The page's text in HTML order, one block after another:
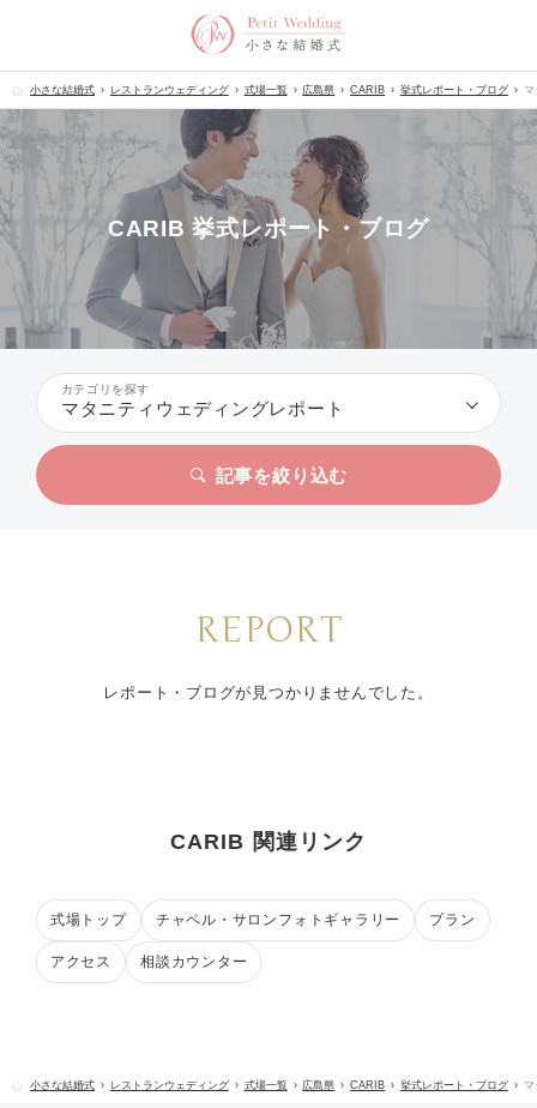
小さな結婚式 レストランウェディング 式場一覧 広島県 CARIB 挙式レポート・ブログ
CARIB 挙式レポート・ブログ
カテゴリを探す
マタニティウェディングレポート
記事を絞り込む
REPORT
レポート・ブログが見つかりませんでした。
CARIB 関連リンク
式場トップ チャペル・サロンフォトギャラリー プラン
アクセス 相談カウンター
小さな結婚式 レストランウェディング 式場一覧 広島県 CARIB 挙式レポート・ブログ